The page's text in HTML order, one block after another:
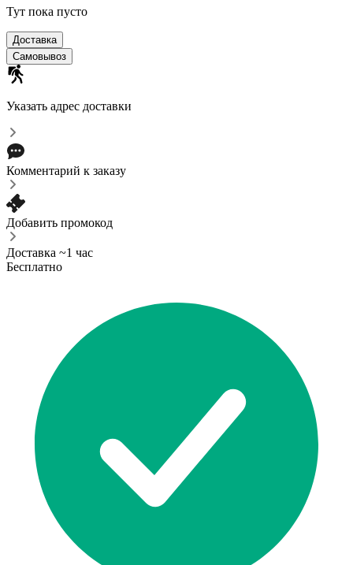
Тут пока пусто
Доставка
Самовывоз
Указать адрес доставки
Комментарий к заказу
Добавить промокод
Доставка ~1 час
Бесплатно